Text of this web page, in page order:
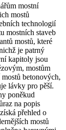
mostní
mostů
technologií
mostních staveb
mostů, které
je patrný
kapitoly jsou
mostům
betonových,
lávky pro pěší.
poněkud
na popis
přehled o
mostů